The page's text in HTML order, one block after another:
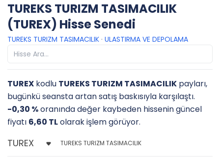
TUREKS TURIZM TASIMACILIK
(TUREX) Hisse Senedi
TUREKS TURIZM TASIMACILIK · ULASTIRMA VE DEPOLAMA
TUREX kodlu TUREKS TURIZM TASIMACILIK payları,
bugünkü seansta artan satış baskısıyla karşılaştı.
-0,30 %oranında değer kaybeden hissenin güncel
fiyatı 6,60 TLolarak işlem görüyor.
TUREKS TURIZM TASIMACILIK